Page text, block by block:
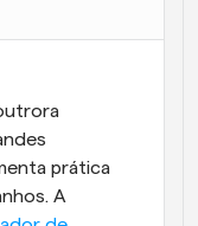
chamadas
IA
notícias e
prática
A